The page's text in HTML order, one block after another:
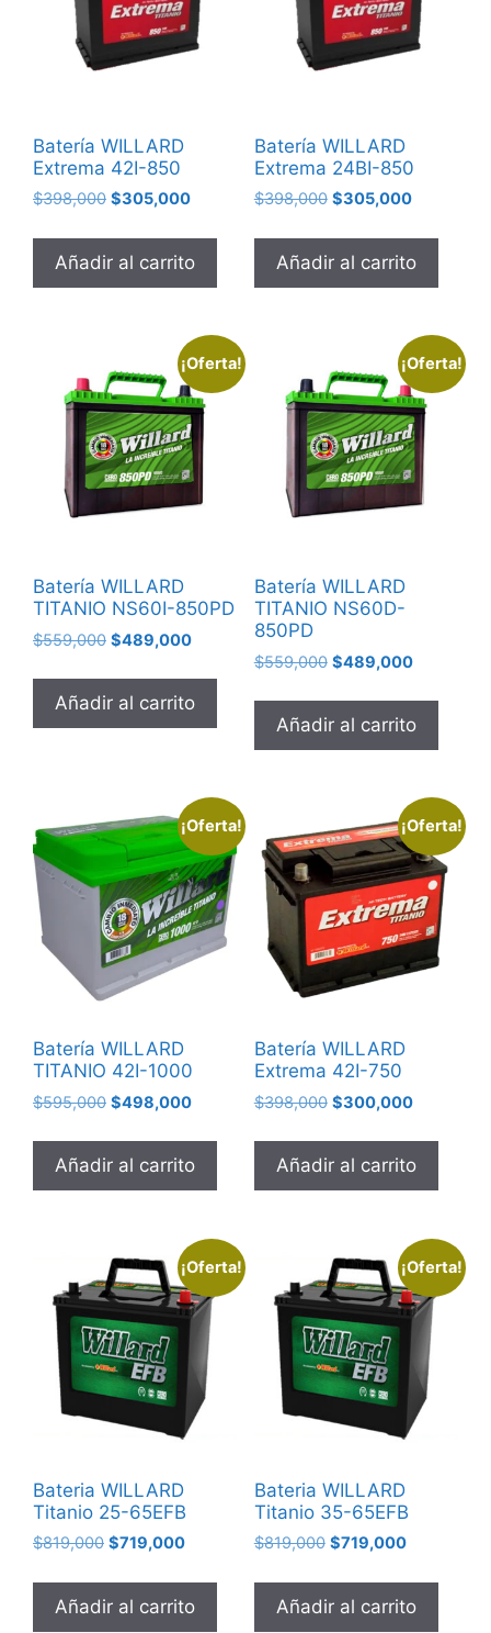
Batería WILLARD
Extrema 42I-850
$398,000 $305,000
Añadir al carrito
Batería WILLARD
Extrema 24BI-850
$398,000 $305,000
Añadir al carrito
¡Oferta!
Batería WILLARD
TITANIO NS60I-850PD
$559,000 $489,000
Añadir al carrito
¡Oferta!
Batería WILLARD
TITANIO NS60D-
850PD
$559,000 $489,000
Añadir al carrito
¡Oferta!
Batería WILLARD
TITANIO 42I-1000
$595,000 $498,000
Añadir al carrito
¡Oferta!
Batería WILLARD
Extrema 42I-750
$398,000 $300,000
Añadir al carrito
¡Oferta!
Bateria WILLARD
Titanio 25-65EFB
$819,000 $719,000
Añadir al carrito
¡Oferta!
Bateria WILLARD
Titanio 35-65EFB
$819,000 $719,000
Añadir al carrito